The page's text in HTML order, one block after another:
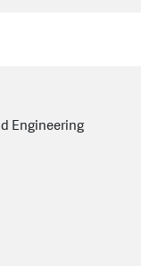
Engineering